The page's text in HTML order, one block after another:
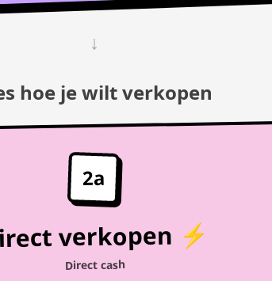
↓
hoe je wilt verkopen
2a
verkopen ⚡
Direct cash